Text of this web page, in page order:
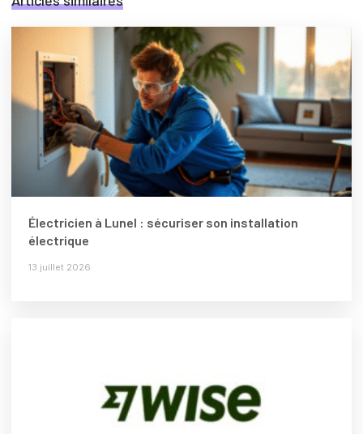
Électricien à Lunel : sécuriser son installation
électrique
13 juillet 2026